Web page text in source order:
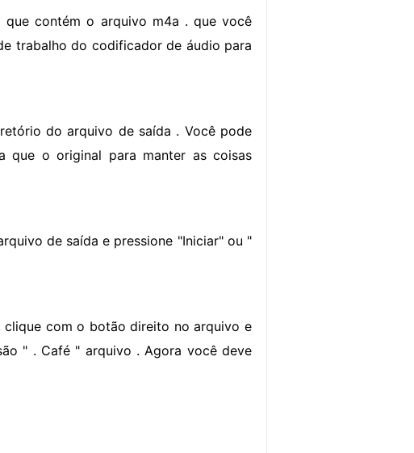
que contém o arquivo m4a . que você
trabalho do codificador de áudio para
do arquivo de saída . Você pode
que o original para manter as coisas
de saída e pressione "Iniciar" ou "
com o botão direito no arquivo e
" . Café " arquivo . Agora você deve